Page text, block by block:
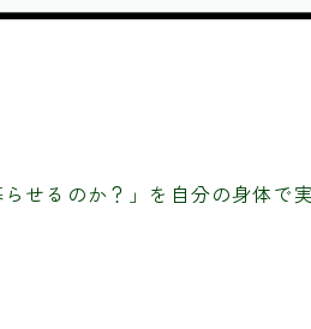
せるのか？」を自分の身体で